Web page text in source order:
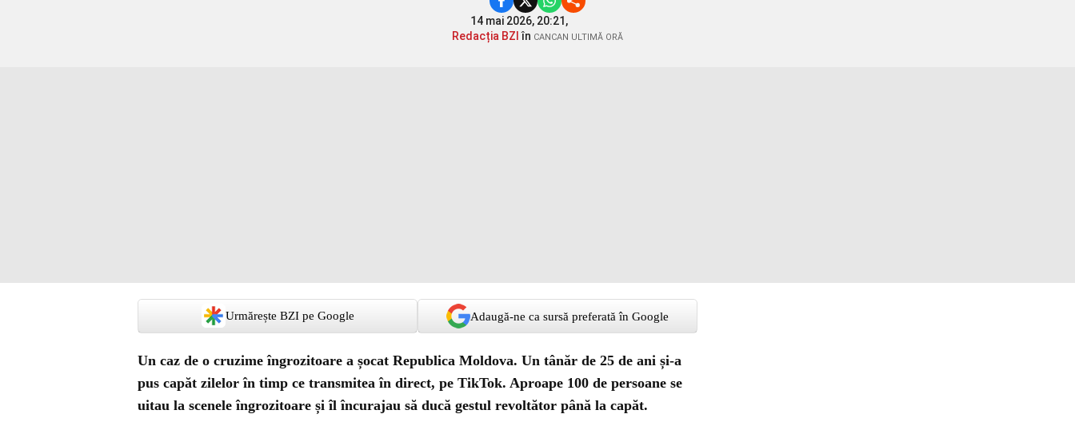
14 mai 2026, 20:21,
Redacția BZI în CANCAN ULTIMĂ ORĂ
Urmărește BZI pe Google Adaugă-ne ca sursă preferată în Google
Un caz de o cruzime îngrozitoare a șocat Republica Moldova. Un tânăr de 25 de ani și-a
pus capăt zilelor în timp ce transmitea în direct, pe TikTok. Aproape 100 de persoane se
uitau la scenele îngrozitoare și îl încurajau să ducă gestul revoltător până la capăt.